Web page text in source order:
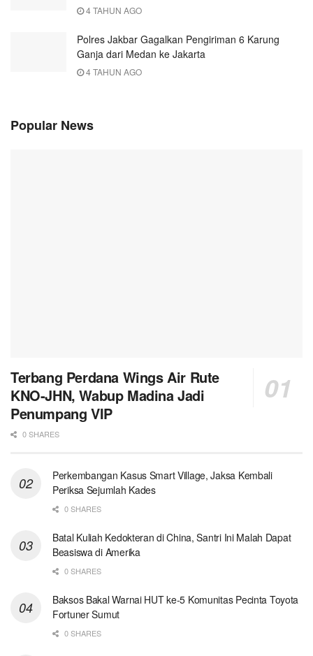
4 TAHUN AGO
Polres Jakbar Gagalkan Pengiriman 6 Karung
Ganja dari Medan ke Jakarta
4 TAHUN AGO
Popular News
Terbang Perdana Wings Air Rute
KNO-JHN, Wabup Madina Jadi
Penumpang VIP
0 SHARES
Perkembangan Kasus Smart Village, Jaksa Kembali
Periksa Sejumlah Kades
0 SHARES
Batal Kuliah Kedokteran di China, Santri Ini Malah Dapat
Beasiswa di Amerika
0 SHARES
Baksos Bakal Warnai HUT ke-5 Komunitas Pecinta Toyota
Fortuner Sumut
0 SHARES